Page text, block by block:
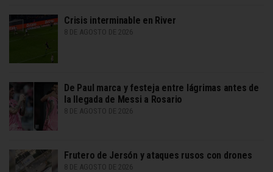
Crisis interminable en River
8 DE AGOSTO DE 2026
De Paul marca y festeja entre lágrimas antes de
la llegada de Messi a Rosario
8 DE AGOSTO DE 2026
Frutero de Jersón y ataques rusos con drones
8 DE AGOSTO DE 2026